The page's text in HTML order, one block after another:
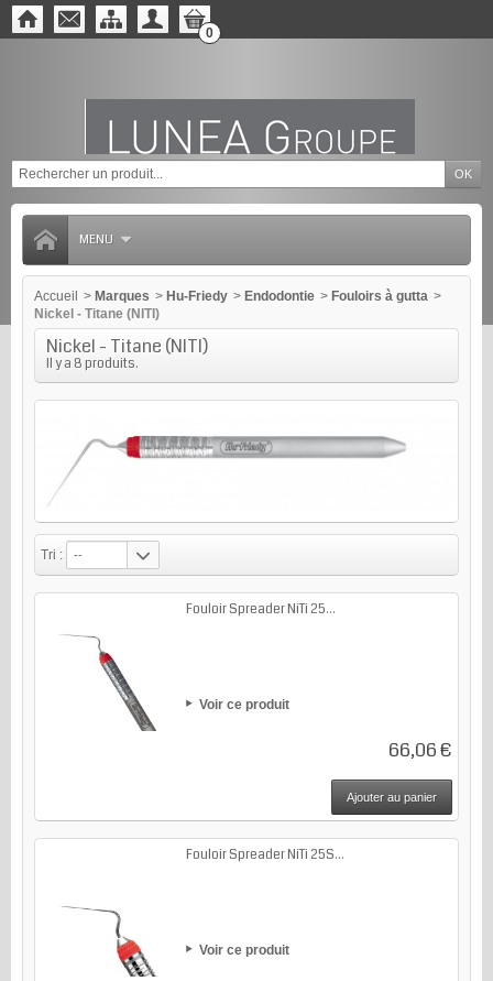
0
MENU
Accueil > Marques > Hu-Friedy > Endodontie > Fouloirs à gutta >
Nickel - Titane (NITI)
Nickel - Titane (NITI)
Il y a 8 produits.
Tri : --
Fouloir Spreader NiTi 25...
Voir ce produit
66,06 €
Ajouter au panier
Fouloir Spreader NiTi 25S...
Voir ce produit